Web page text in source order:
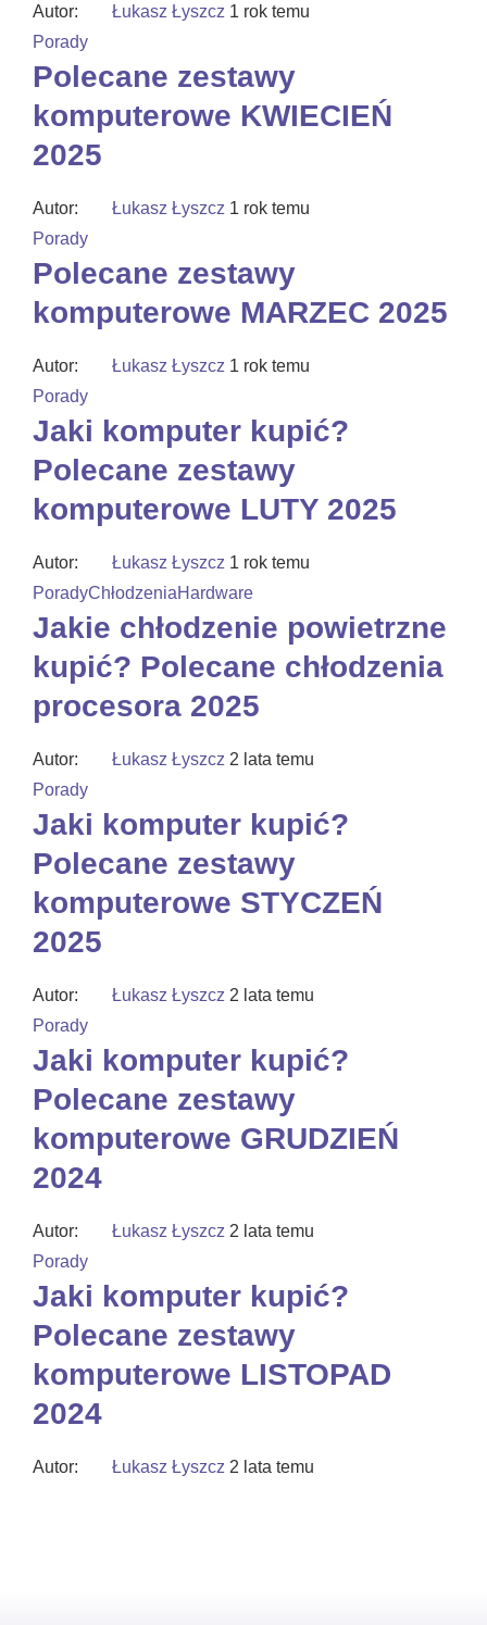
Autor: Łukasz Łyszcz 1 rok temu
Porady
Polecane zestawy
komputerowe KWIECIEŃ
2025
Autor: Łukasz Łyszcz 1 rok temu
Porady
Polecane zestawy
komputerowe MARZEC 2025
Autor: Łukasz Łyszcz 1 rok temu
Porady
Jaki komputer kupić?
Polecane zestawy
komputerowe LUTY 2025
Autor: Łukasz Łyszcz 1 rok temu
PoradyChłodzeniaHardware
Jakie chłodzenie powietrzne
kupić? Polecane chłodzenia
procesora 2025
Autor: Łukasz Łyszcz 2 lata temu
Porady
Jaki komputer kupić?
Polecane zestawy
komputerowe STYCZEŃ
2025
Autor: Łukasz Łyszcz 2 lata temu
Porady
Jaki komputer kupić?
Polecane zestawy
komputerowe GRUDZIEŃ
2024
Autor: Łukasz Łyszcz 2 lata temu
Porady
Jaki komputer kupić?
Polecane zestawy
komputerowe LISTOPAD
2024
Autor: Łukasz Łyszcz 2 lata temu